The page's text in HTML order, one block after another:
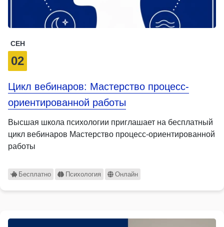
СЕН
02
Цикл вебинаров: Мастерство процесс-
ориентированной работы
Высшая школа психологии приглашает на бесплатный
цикл вебинаров Мастерство процесс-ориентированной
работы
Бесплатно Психология Онлайн